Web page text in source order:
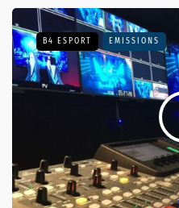
B4 ESPORT EMISSIONS